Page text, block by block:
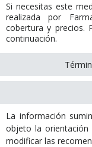
Si necesitas este
realizada por
cobertura y precios.
continuación.
La información
objeto la
modificar las